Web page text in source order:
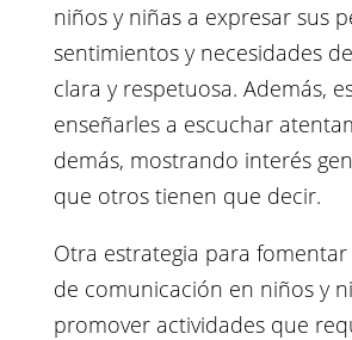
niños y niñas a expresar sus
sentimientos y necesidades
clara y respetuosa. Además,
enseñarles a escuchar
demás, mostrando interés
que otros tienen que decir.
Otra estrategia para
de comunicación en niños y
promover actividades que